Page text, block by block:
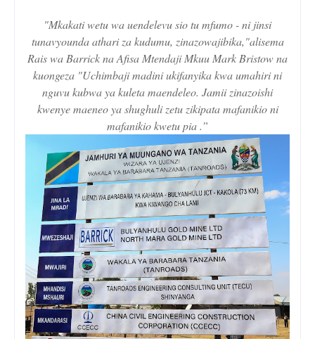
"Mkakati wetu wa uendelevu sio tu mfumo - ni jinsi
tunavyounda athari za kudumu, zinazowajibika,"alisema
Rais wa Barrick na Afisa Mtendaji Mkuu Mark Bristow na
kuongeza "Uchimbaji madini ukifanyika kwa umahiri ni
nguvu kubwa ya kuleta maendeleo. Jamii zinazoishi
kwenye maeneo ya shughuli zetu zikipata mafanikio ni
mafanikio kwetu pia .”